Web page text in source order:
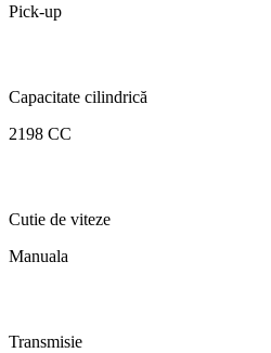
Pick-up
Capacitate cilindrică
2198 CC
Cutie de viteze
Manuala
Transmisie